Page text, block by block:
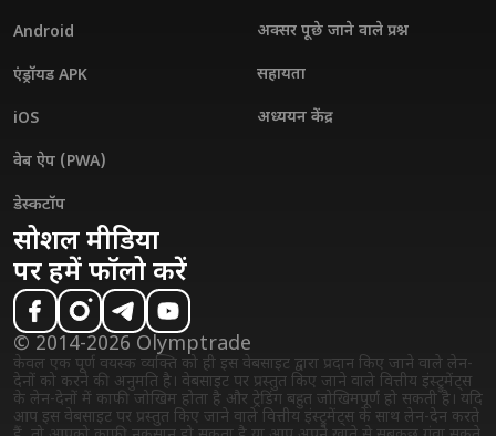
Android
एंड्रॉयड APK
iOS
वेब ऐप (PWA)
डेस्कटॉप
अक्सर पूछे जाने वाले प्रश्न
सहायता
अध्ययन केंद्र
सोशल मीडिया
पर हमें फॉलो करें
© 2014-2026 Olymptrade
केवल एक पूर्ण वयस्क व्यक्ति को ही इस वेबसाइट द्वारा प्रदान किए जाने वाले लेन-
देनों को करने की अनुमति है। वेबसाइट पर प्रस्तुत किए जाने वाले वित्तीय इंस्ट्रुमेंट्स
के लेन-देनों में काफी जोखिम होता है और ट्रेडिंग बहुत जोखिमपूर्ण हो सकती है। यदि
आप इस वेबसाइट पर प्रस्तुत किए जाने वाले वित्तीय इंस्ट्रुमेंट्स के साथ लेन-देन करते